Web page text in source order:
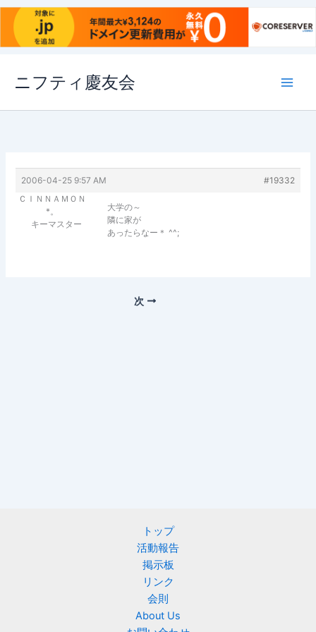
ス
ニフティ慶友会
2006-04-25 9:57 AM
#19332
ＣＩＮＮＡＭＯＮ
*。
キーマスター
大学の～
隣に家が
あったらなー＊ ^^;
次
トップ
活動報告
掲示板
リンク
会則
About Us